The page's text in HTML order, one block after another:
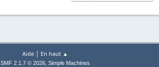
Aide | En haut ▲
SMF 2.1.7 © 2026, Simple Machines